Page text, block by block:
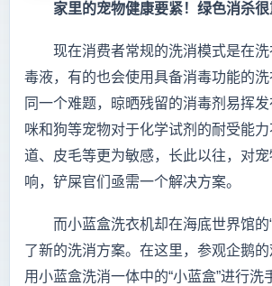
家里的宠物健康要紧！绿色消杀很
现在消费者常规的洗消模式是在洗
毒液，有的也会使用具备消毒功能的
同一个难题，晾晒残留的消毒剂易挥
咪和狗等宠物对于化学试剂的耐受能
道、皮毛等更为敏感，长此以往，对
响，铲屎官们亟需一个解决方案。
而小蓝盒洗衣机却在海底世界馆的“
了新的洗消方案。在这里，参观企鹅
用小蓝盒洗消一体中的“小蓝盒”进行洗